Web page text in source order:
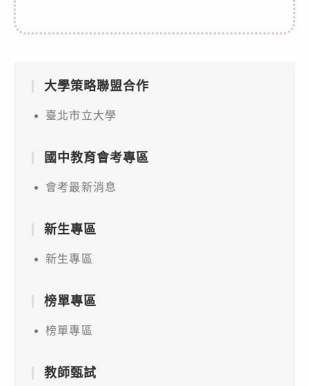
大學策略聯盟合作
臺北市立大學
國中教育會考專區
會考最新消息
新生專區
新生專區
榜單專區
榜單專區
教師甄試